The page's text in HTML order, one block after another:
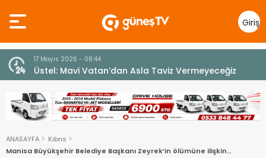
Giriş
Yap
10 Temmuz 2026 - 18:49
Cumhurbaşkanı Erhürman sergi açılışında
fenalaşarak hastaneye kaldırıldı
ANASAYFA
Kıbrıs
Manisa Büyükşehir Belediye Başkanı Zeyrek’in ölümüne ilişkin